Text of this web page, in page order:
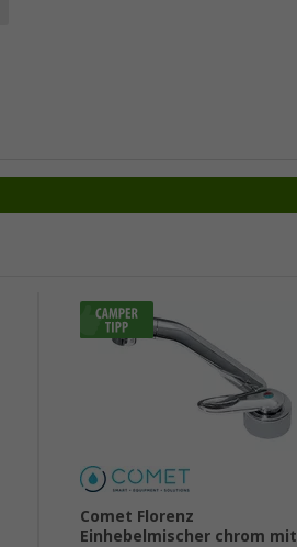
Comet Florenz
Einhebelmischer chrom mit